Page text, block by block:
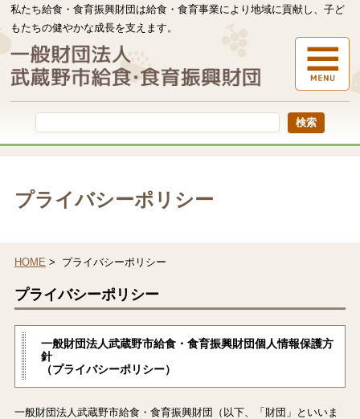
本
文
へ
移
る
私たち給食・食育振興財団は給食・食育事業により地域に貢献し、子ど
もたちの健やかな成長を支えます。
プライバシーポリシー
HOME > プライバシーポリシー
プライバシーポリシー
一般財団法人武蔵野市給食・食育振興財団個人情報保護方
針
（プライバシーポリシー）
一般財団法人武蔵野市給食・食育振興財団（以下、「財団」といいま